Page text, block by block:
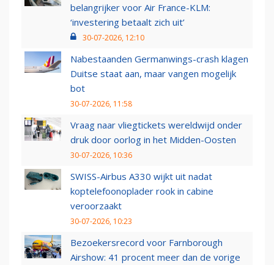
belangrijker voor Air France-KLM:
‘investering betaalt zich uit’
30-07-2026, 12:10
Nabestaanden Germanwings-crash klagen
Duitse staat aan, maar vangen mogelijk
bot
30-07-2026, 11:58
Vraag naar vliegtickets wereldwijd onder
druk door oorlog in het Midden-Oosten
30-07-2026, 10:36
SWISS-Airbus A330 wijkt uit nadat
koptelefoonoplader rook in cabine
veroorzaakt
30-07-2026, 10:23
Bezoekersrecord voor Farnborough
Airshow: 41 procent meer dan de vorige